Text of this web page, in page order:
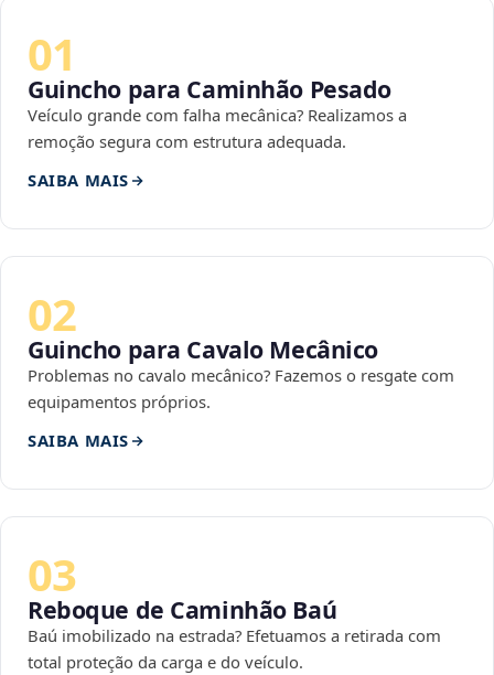
01
Guincho para Caminhão Pesado
Veículo grande com falha mecânica? Realizamos a
remoção segura com estrutura adequada.
SAIBA MAIS
02
Guincho para Cavalo Mecânico
Problemas no cavalo mecânico? Fazemos o resgate com
equipamentos próprios.
SAIBA MAIS
03
Reboque de Caminhão Baú
Baú imobilizado na estrada? Efetuamos a retirada com
total proteção da carga e do veículo.